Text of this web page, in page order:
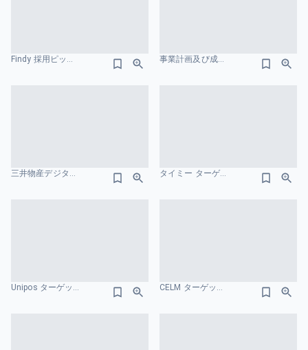
Findy 採用ピッチ資料 ターゲット市場のスライドデザイン 事業計画及び成長可能性に関する事項 株式会社ジグザグ イラストのスライドデザイン
三井物産デジタルアセットマネジメント ターゲット市場のスライドデザイン タイミー ターゲット市場のスライドデザイン
Unipos ターゲット市場のスライドデザイン CELM ターゲット市場のスライドデザイン